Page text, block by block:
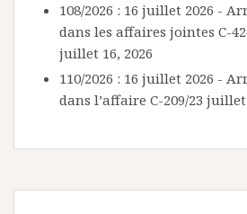
108/2026 : 16 juillet 2026 -
dans les affaires jointes C-
juillet 16, 2026
110/2026 : 16 juillet 2026 -
dans l’affaire C-209/23 juillet